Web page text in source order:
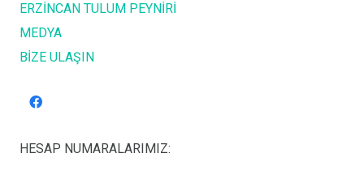
ERZİNCAN TULUM PEYNİRİ
MEDYA
BİZE ULAŞIN
HESAP NUMARALARIMIZ: